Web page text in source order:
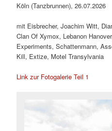
Köln (Tanzbrunnen), 26.07.2026
mit Eisbrecher, Joachim Witt,
Clan Of Xymox, Lebanon
Experiments, Schattenmann,
Kill, Extize, Motel Transylvania
Link zur Fotogalerie Teil 1